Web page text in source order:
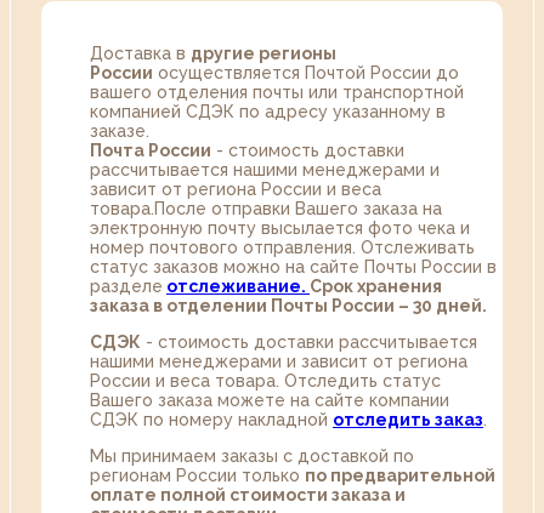
Доставка в другие регионы
России осуществляется Почтой России до
вашего отделения почты или транспортной
компанией СДЭК по адресу указанному в
заказе.
Почта России - стоимость доставки
рассчитывается нашими менеджерами и
зависит от региона России и веса
товара.После отправки Вашего заказа на
электронную почту высылается фото чека и
номер почтового отправления. Отслеживать
статус заказов можно на сайте Почты России в
разделе oтслеживание. Срок хранения
заказа в отделении Почты России – 30 дней.
СДЭК - стоимость доставки рассчитывается
нашими менеджерами и зависит от региона
России и веса товара. Отследить статус
Вашего заказа можете на сайте компании
СДЭК по номеру накладной отследить заказ
Мы принимаем заказы с доставкой по
регионам России только по предварительной
оплате полной стоимости заказа и